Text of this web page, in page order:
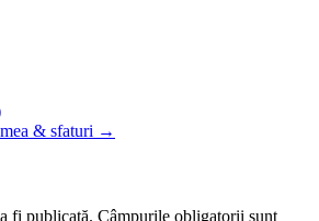
& sfaturi →
fi publicată. Câmpurile obligatorii sunt